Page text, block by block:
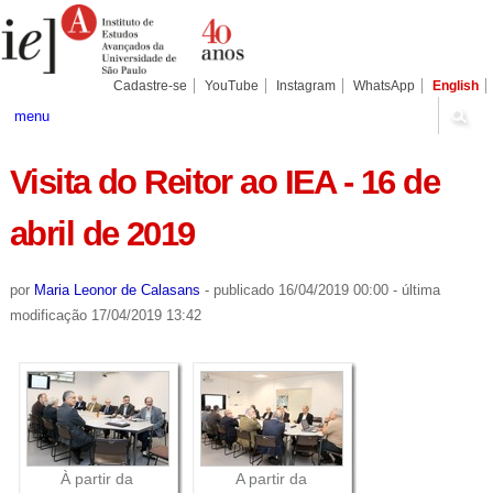
para
conteúdo.
Pessoais
Cadastre-se YouTube Instagram WhatsApp English
menu
Visita do Reitor ao IEA - 16 de
abril de 2019
por Maria Leonor de Calasans - publicado16/04/2019 00:00 - última
modificação17/04/2019 13:42
À partir da
A partir da